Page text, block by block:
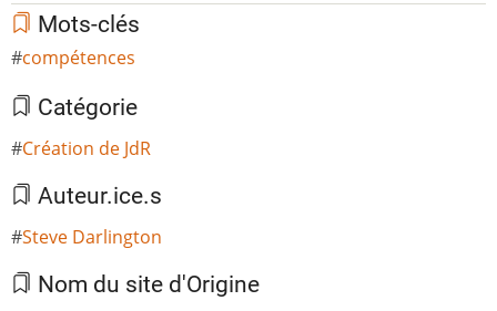
Mots-clés
compétences
Catégorie
Création de JdR
Auteur.ice.s
Steve Darlington
Nom du site d'Origine